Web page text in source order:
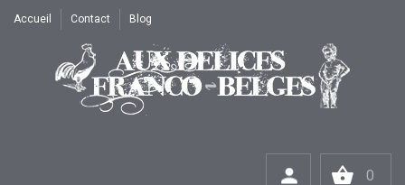
Blog
Contact
Accueil
0